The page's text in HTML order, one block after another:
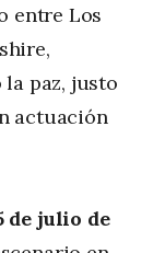
entre Los
paz, justo
actuación
de julio de